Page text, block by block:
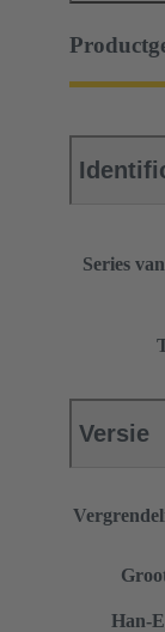
Series
Versie
Han-